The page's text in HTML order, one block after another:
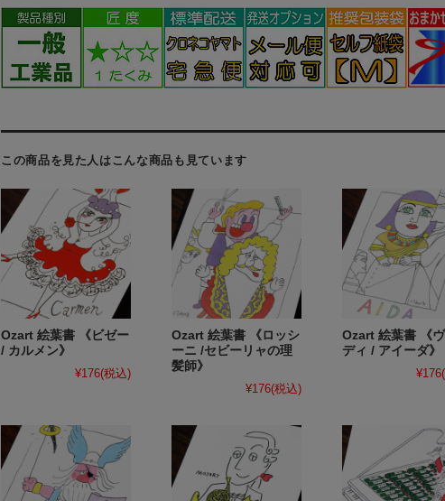
この商品を見た人はこんな商品も見ています
Ozart 絵葉書 《ビゼー
/ カルメン》
¥176(税込)
Ozart 絵葉書 《ロッシ
ーニ /セビーリャの理
髪師》
¥176(税込)
Ozart 絵葉書 《
ディ / アイーダ》
¥176